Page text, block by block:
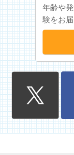
年齢や
験をお届